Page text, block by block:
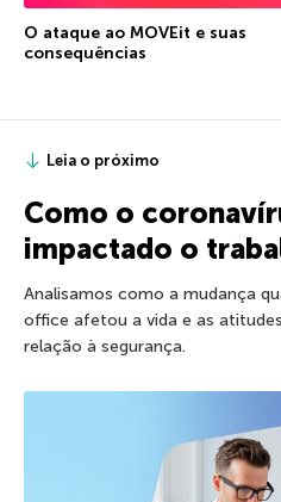
O ataque ao MOVEit e suas
consequências
Leia o próximo
Como o
impactado o
Analisamos como a mudança
office afetou a vida e as
relação à segurança.